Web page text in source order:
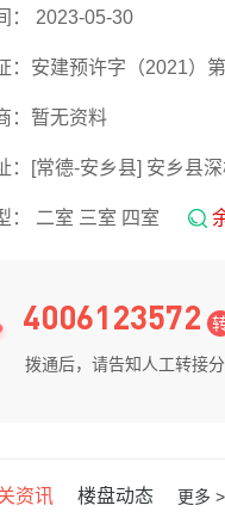
： 2023-05-30
安建预许字（2021）
暂无资料
： [常德-安乡县] 安乡县
： 二室 三室 四室
4006123572
拨通后，请告知人工转接
更多 >
楼盘动态
资讯